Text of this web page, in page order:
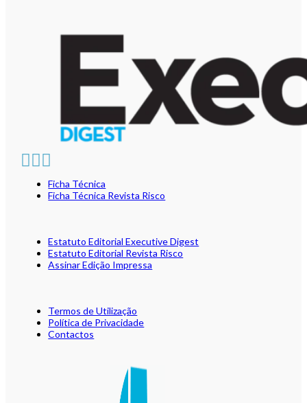
Ficha Técnica
Ficha Técnica Revista Risco
Estatuto Editorial Executive Digest
Estatuto Editorial Revista Risco
Assinar Edição Impressa
Termos de Utilização
Política de Privacidade
Contactos